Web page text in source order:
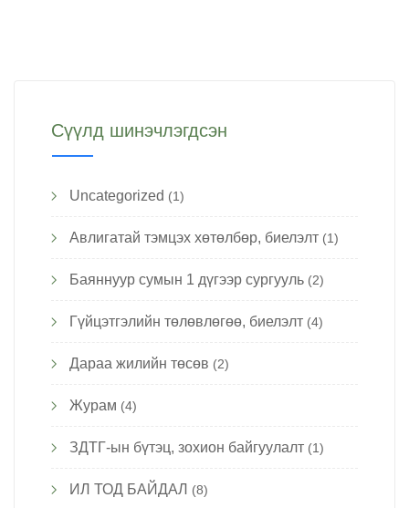
Сүүлд шинэчлэгдсэн
Uncategorized (1)
Авлигатай тэмцэх хөтөлбөр, биелэлт (1)
Баяннуур сумын 1 дүгээр сургууль (2)
Гүйцэтгэлийн төлөвлөгөө, биелэлт (4)
Дараа жилийн төсөв (2)
Журам (4)
ЗДТГ-ын бүтэц, зохион байгуулалт (1)
ИЛ ТОД БАЙДАЛ (8)